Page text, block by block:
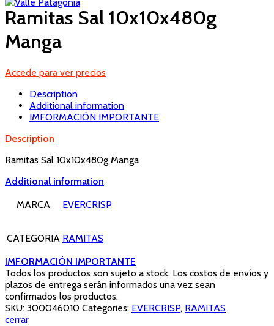
Ramitas Sal 10x10x480g
Manga
Accede para ver precios
Description
Additional information
IMFORMACIÓN IMPORTANTE
Description
Ramitas Sal 10x10x480g Manga
Additional information
MARCA
EVERCRISP
CATEGORIA RAMITAS
IMFORMACIÓN IMPORTANTE
Todos los productos son sujeto a stock. Los costos de envíos y
plazos de entrega serán informados una vez sean
confirmados los productos.
SKU: 300046010 Categories: EVERCRISP, RAMITAS
cerrar